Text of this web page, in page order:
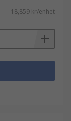
18,859 kr/enhet